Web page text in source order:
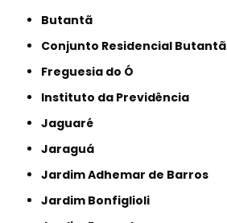
Butantã
Conjunto Residencial Butantã
Freguesia do Ó
Instituto da Previdência
Jaguaré
Jaraguá
Jardim Adhemar de Barros
Jardim Bonfiglioli